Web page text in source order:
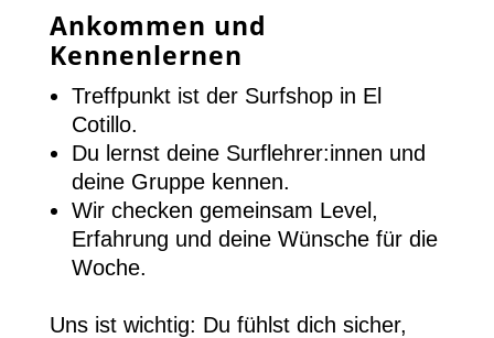
Ankommen und
Kennenlernen
Treffpunkt ist der Surfshop in El
Cotillo.
Du lernst deine Surflehrer:innen und
deine Gruppe kennen.
Wir checken gemeinsam Level,
Erfahrung und deine Wünsche für die
Woche.
Uns ist wichtig: Du fühlst dich sicher,